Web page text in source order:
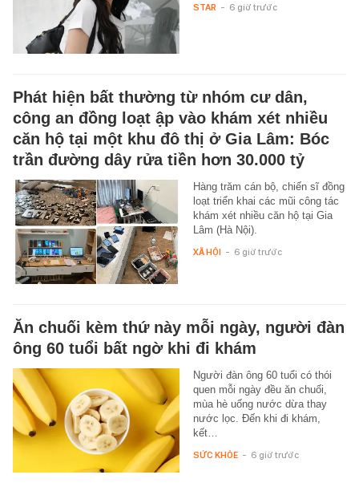
STAR - 6 giờ trước
Phát hiện bất thường từ nhóm cư dân,
công an đồng loạt ập vào khám xét nhiều
căn hộ tại một khu đô thị ở Gia Lâm: Bóc
trần đường dây rửa tiền hơn 30.000 tỷ
Hàng trăm cán bộ, chiến sĩ đồng
loạt triển khai các mũi công tác
khám xét nhiều căn hộ tại Gia
Lâm (Hà Nội).
XÃ HỘI - 6 giờ trước
Ăn chuối kèm thứ này mỗi ngày, người đàn
ông 60 tuổi bất ngờ khi đi khám
Người đàn ông 60 tuổi có thói
quen mỗi ngày đều ăn chuối,
mùa hè uống nước dừa thay
nước lọc. Đến khi đi khám,
kết…
SỨC KHỎE - 6 giờ trước